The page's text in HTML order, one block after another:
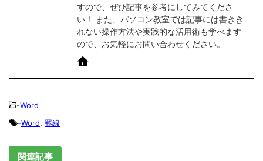
すので、ぜひ記事を参考にしてみてくださ
い！ また、パソコン教室では記事には書きき
れない操作方法や実践的な活用術も学べます
ので、お気軽にお問い合わせください。
-Word
-Word, 罫線
関連記事